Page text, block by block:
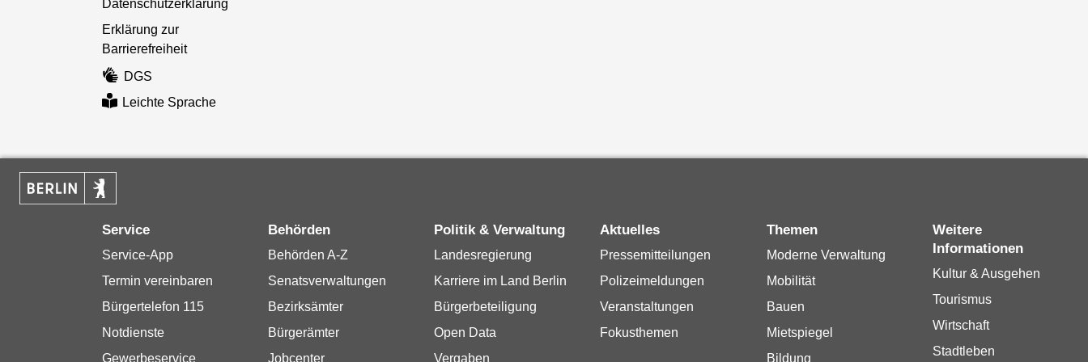
Datenschutzerklärung
Erklärung zur
Barrierefreiheit
DGS
Leichte Sprache
Service
Service-App
Termin vereinbaren
Bürgertelefon 115
Notdienste
Gewerbeservice
Behörden
Behörden A-Z
Senatsverwaltungen
Bezirksämter
Bürgerämter
Jobcenter
Politik & Verwaltung
Landesregierung
Karriere im Land Berlin
Bürgerbeteiligung
Open Data
Vergaben
Aktuelles
Pressemitteilungen
Polizeimeldungen
Veranstaltungen
Fokusthemen
Themen
Moderne Verwaltung
Mobilität
Bauen
Mietspiegel
Bildung
Weitere
Informationen
Kultur & Ausgehen
Tourismus
Wirtschaft
Stadtleben